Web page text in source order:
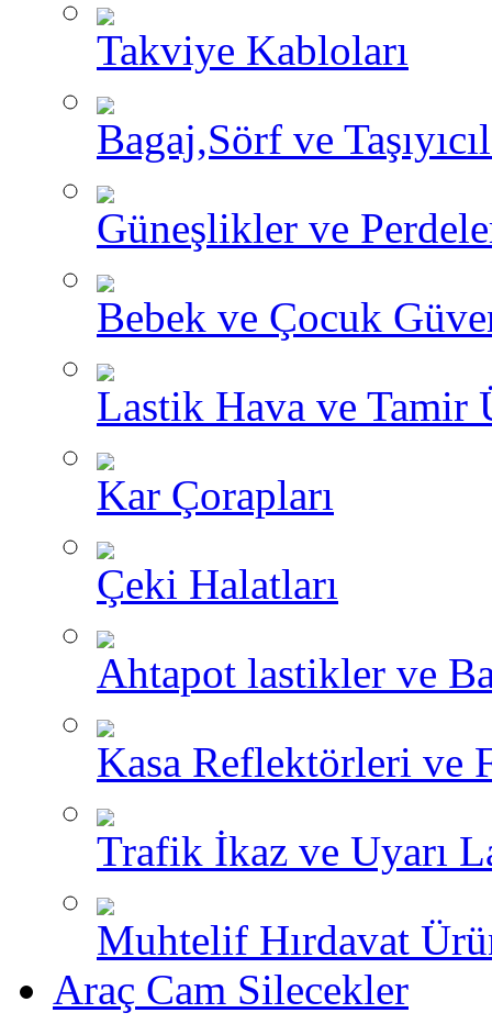
Takviye Kabloları
Bagaj,Sörf ve
Güneşlikler ve
Bebek ve Çocuk
Lastik Hava ve Tamir
Kar Çorapları
Çeki Halatları
Ahtapot lastikler ve
Kasa Reflektörleri ve
Trafik İkaz ve Uyarı
Muhtelif Hırdavat
Araç Cam Silecekler